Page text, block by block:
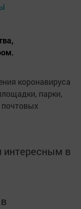
коронавируса
парки,
в